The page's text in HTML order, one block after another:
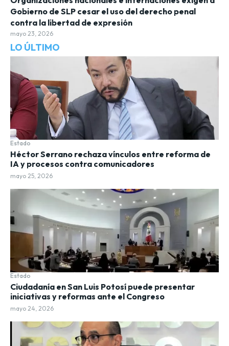
LO ÚLTIMO
Estado
Héctor Serrano rechaza vínculos entre reforma de
IA y procesos contra comunicadores
mayo 25, 2026
Estado
Ciudadanía en San Luis Potosí puede presentar
iniciativas y reformas ante el Congreso
mayo 24, 2026
Gobierno de SLP cesar el uso del derecho penal
contra la libertad de expresión
mayo 23, 2026